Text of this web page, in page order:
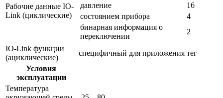
Рабочие данные IO-
Link (циклические)
давление
16
состоянием прибора
4
бинарная информация о
переключении
2
IO-Link функции
(ациклические)
специфичный для приложения тег
Условия
эксплуатации
Температура